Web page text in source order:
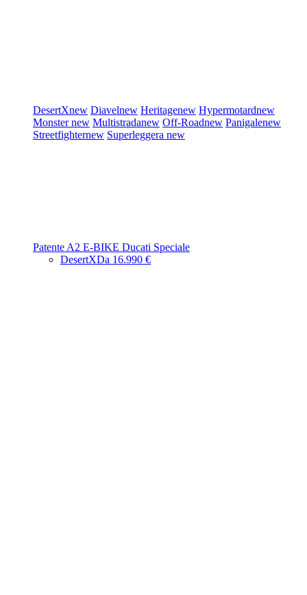
DesertXnew Diavelnew Heritagenew Hypermotardnew
Monsternew Multistradanew Off-Roadnew Panigalenew
Streetfighternew Superleggera new
Patente A2 E-BIKE Ducati Speciale
DesertXDa 16.990 €